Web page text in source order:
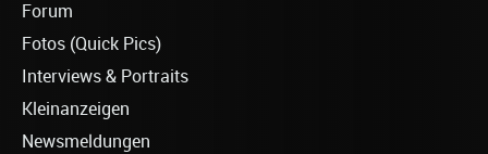
Forum
Fotos (Quick Pics)
Interviews & Portraits
Kleinanzeigen
Newsmeldungen